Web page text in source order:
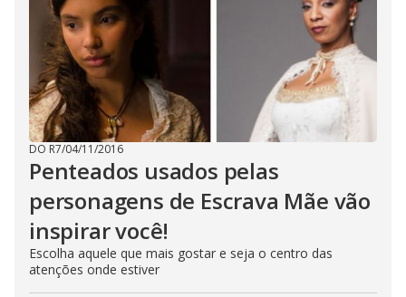
DO R7/04/11/2016
Penteados usados pelas
personagens de Escrava Mãe vão
inspirar você!
Escolha aquele que mais gostar e seja o centro das
atenções onde estiver